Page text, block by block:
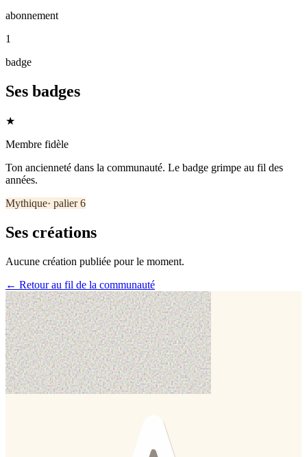
abonnement
1
badge
Ses badges
★
Membre fidèle
Ton ancienneté dans la communauté. Le badge grimpe au fil des
années.
Mythique· palier6
Ses créations
Aucune création publiée pour le moment.
← Retour au fil de la communauté